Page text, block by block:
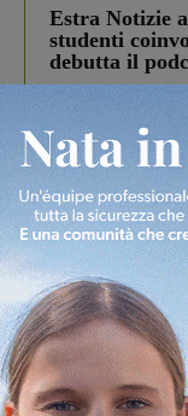
Estra Notizie
studenti
debutta il
Più lette
Figline Incisa
Piscina di
Pnrr, il
Cronaca 3 Agosto